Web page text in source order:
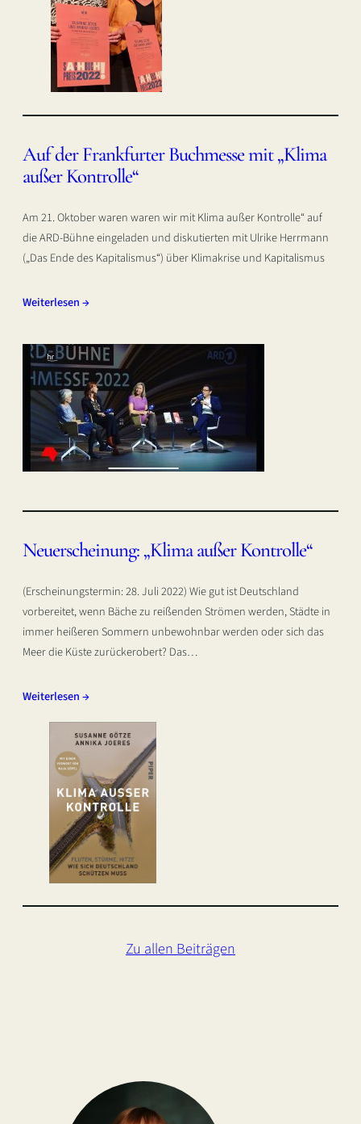
Auf der Frankfurter Buchmesse mit „Klima
außer Kontrolle“
Am 21. Oktober waren waren wir mit Klima außer Kontrolle“ auf
die ARD-Bühne eingeladen und diskutierten mit Ulrike Herrmann
(„Das Ende des Kapitalismus“) über Klimakrise und Kapitalismus
Weiterlesen →
Neuerscheinung: „Klima außer Kontrolle“
(Erscheinungstermin: 28. Juli 2022) Wie gut ist Deutschland
vorbereitet, wenn Bäche zu reißenden Strömen werden, Städte in
immer heißeren Sommern unbewohnbar werden oder sich das
Meer die Küste zurückerobert? Das…
Weiterlesen →
Zu allen Beiträgen